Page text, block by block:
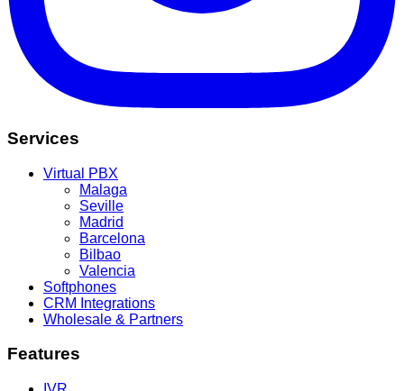
Services
Virtual PBX
Malaga
Seville
Madrid
Barcelona
Bilbao
Valencia
Softphones
CRM Integrations
Wholesale & Partners
Features